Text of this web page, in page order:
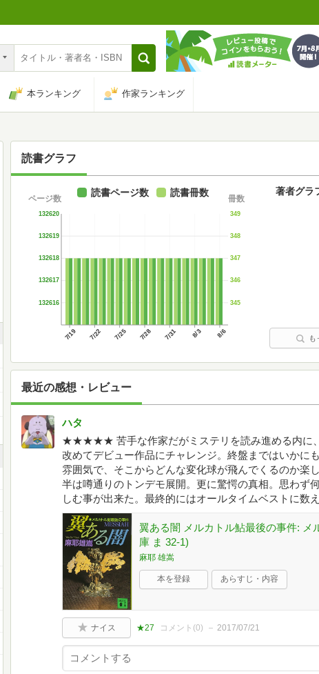
本ランキング 作家ランキング
読書グラフ
7/19 7/22 7/25 7/28 7/31 8/3 8/6
132616
132617
132618
132619
132620
ページ数
345
346
347
348
349
冊数
読書ページ数 読書冊数 著者グラ
も
最近の感想・レビュー
ハタ
★★★★★ 苦手な作家だがミステリを読み進める内に
改めてデビュー作品にチャレンジ。終盤まではいかに
雰囲気で、そこからどんな変化球が飛んでくるのか楽
半は噂通りのトンデモ展開。更に驚愕の真相。思わず
しむ事が出来た。最終的にはオールタイムベストに数
翼ある闇 メルカトル鮎最後の事件: メ
庫 ま 32-1)
麻耶 雄嵩
本を登録 あらすじ・内容
ナイス ★27 コメント(0) 2017/07/21